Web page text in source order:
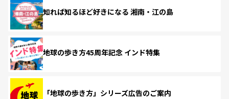
知れば知るほど好きになる 湘南・江の島
地球の歩き方45周年記念 インド特集
「地球の歩き方」シリーズ広告のご案内